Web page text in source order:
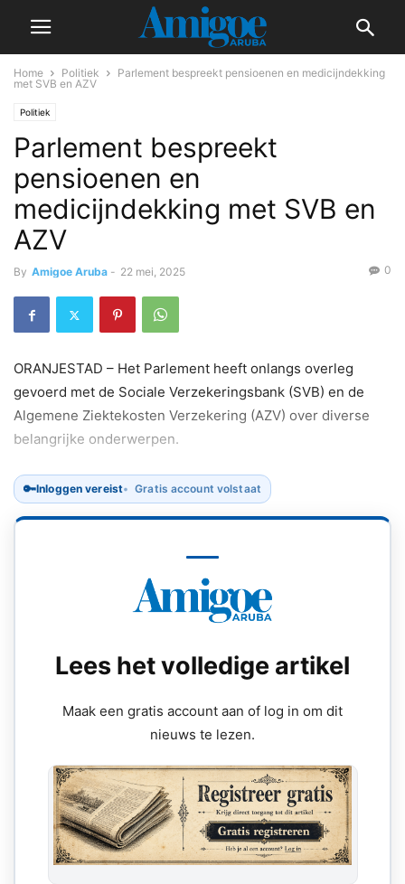
Home Politiek
Parlement bespreekt pensioenen en medicijndekking
met SVB en AZV
Politiek
Parlement bespreekt
pensioenen en
medicijndekking met SVB en
AZV
By Amigoe Aruba - 22 mei, 2025 0
ORANJESTAD – Het Parlement heeft onlangs overleg
gevoerd met de Sociale Verzekeringsbank (SVB) en de
Algemene Ziektekosten Verzekering (AZV) over diverse
belangrijke onderwerpen.
🔑Inloggen vereist Gratis account volstaat
Lees het volledige artikel
Maak een gratis account aan of log in om dit
nieuws te lezen.